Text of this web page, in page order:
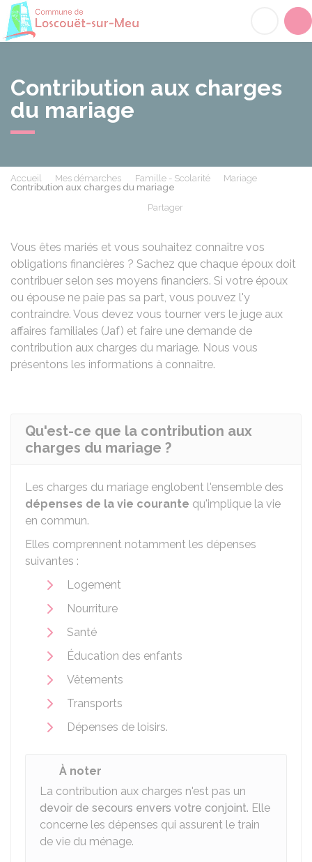
Contribution aux charges
du mariage
Accueil Mes démarches Famille - Scolarité
Mariage
Contribution aux charges du mariage
Partager
Vous êtes mariés et vous souhaitez connaître vos
obligations financières ? Sachez que chaque époux doit
contribuer selon ses moyens financiers. Si votre époux
ou épouse ne paie pas sa part, vous pouvez l'y
contraindre. Vous devez vous tourner vers le juge aux
affaires familiales (Jaf) et faire une demande de
contribution aux charges du mariage. Nous vous
présentons les informations à connaître.
Qu'est-ce que la contribution aux
charges du mariage ?
Les charges du mariage englobent l'ensemble des
dépenses de la vie courante qu'implique la vie
en commun.
Elles comprennent notamment les dépenses
suivantes :
Logement
Nourriture
Santé
Éducation des enfants
Vêtements
Transports
Dépenses de loisirs.
À noter
La contribution aux charges n'est pas un
devoir de secours envers votre conjoint. Elle
concerne les dépenses qui assurent le train
de vie du ménage.